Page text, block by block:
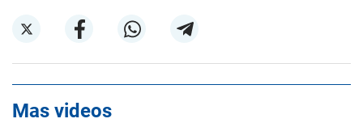
Mas videos